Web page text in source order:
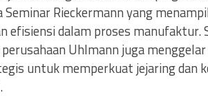
Seminar Rieckermann yang
efisiensi dalam proses manufaktur.
perusahaan Uhlmann juga
untuk memperkuat jejaring dan